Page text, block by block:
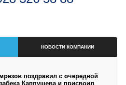
НОВОСТИ КОМПАНИИ
поздравил с очередной
Каппушева и присвоил